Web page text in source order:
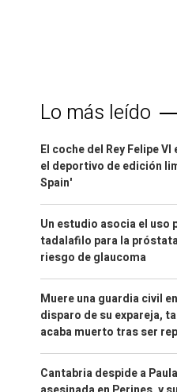
Lo más leído
El coche del Rey Felipe
el deportivo de edición
Spain'
Un estudio asocia el uso
tadalafilo para la
riesgo de glaucoma
Muere una guardia civil
disparo de su expareja,
acaba muerto tras ser
Cantabria despide a